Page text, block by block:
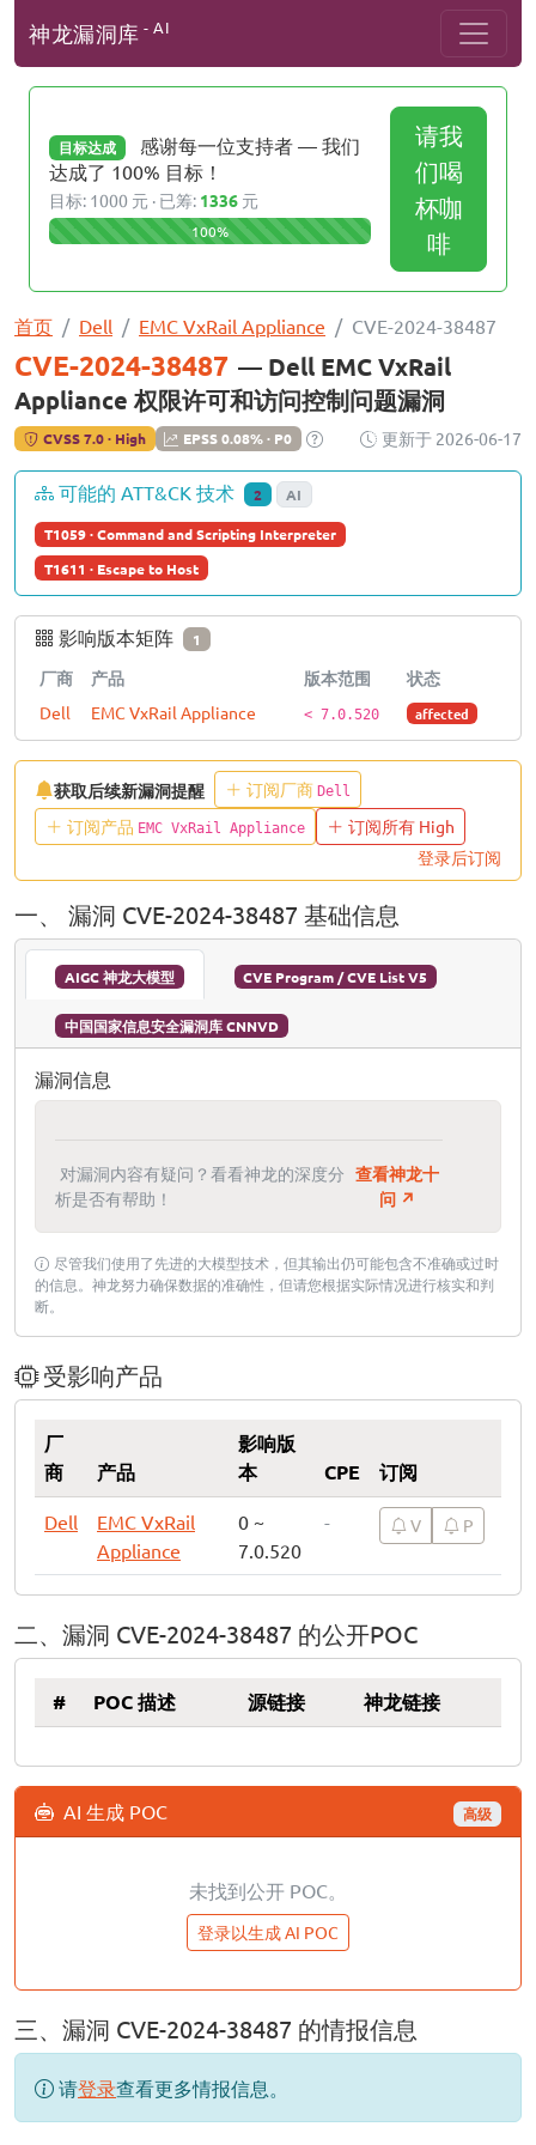
神龙漏洞库 - AI
目标达成
感谢每一位支持者 — 我们
达成了 100% 目标！
目标: 1000 元 · 已筹: 1336 元
100%
请我
们喝
杯咖
啡
首页 Dell EMC VxRail Appliance CVE-2024-38487
CVE-2024-38487 — Dell EMC VxRail
Appliance 权限许可和访问控制问题漏洞
CVSS 7.0 · High EPSS 0.08% · P0 更新于 2026-06-17
可能的 ATT&CK 技术 2 AI
T1059 · Command and Scripting Interpreter
T1611 · Escape to Host
影响版本矩阵 1
厂商 产品 版本范围
状态
Dell
EMC VxRail Appliance < 7.0.520 affected
获取后续新漏洞提醒 订阅厂商 Dell
订阅产品 EMC VxRail Appliance
订阅所有 High
登录后订阅
一、 漏洞 CVE-2024-38487 基础信息
AIGC 神龙大模型 CVE Program / CVE List V5
中国国家信息安全漏洞库 CNNVD
漏洞信息
对漏洞内容有疑问？看看神龙的深度分
析是否有帮助！
查看神龙十
问 ↗
尽管我们使用了先进的大模型技术，但其输出仍可能包含不准确或过时
的信息。神龙努力确保数据的准确性，但请您根据实际情况进行核实和判
断。
受影响产品
厂
商
产品
影响版
本
CPE 订阅
Dell
EMC VxRail
Appliance
0 ~
7.0.520
- V P
二、漏洞 CVE-2024-38487 的公开POC
# POC 描述 源链接 神龙链接
AI 生成 POC 高级
未找到公开 POC。
登录以生成 AI POC
三、漏洞 CVE-2024-38487 的情报信息
请登录查看更多情报信息。